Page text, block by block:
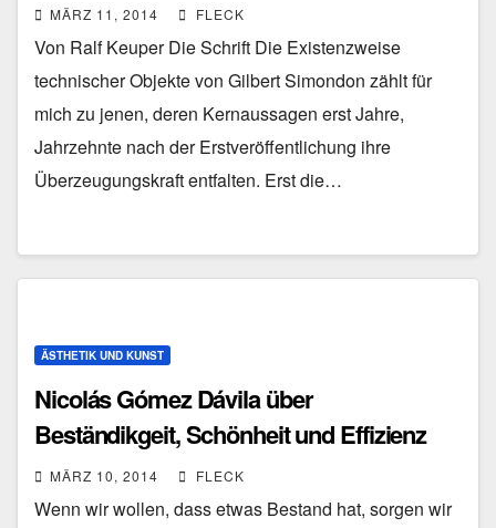
MÄRZ 11, 2014 FLECK
Von Ralf Keuper Die Schrift Die Existenzweise
technischer Objekte von Gilbert Simondon zählt für
mich zu jenen, deren Kernaussagen erst Jahre,
Jahrzehnte nach der Erstveröffentlichung ihre
Überzeugungskraft entfalten. Erst die…
ÄSTHETIK UND KUNST
Nicolás Gómez Dávila über
Beständikgeit, Schönheit und Effizienz
MÄRZ 10, 2014 FLECK
Wenn wir wollen, dass etwas Bestand hat, sorgen wir